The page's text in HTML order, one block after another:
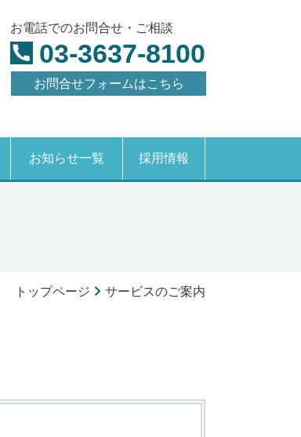
お電話でのお問合せ・ご相談
03-3637-8100
お問合せフォームはこちら
お知らせ一覧 採用情報
トップページ サービスのご案内